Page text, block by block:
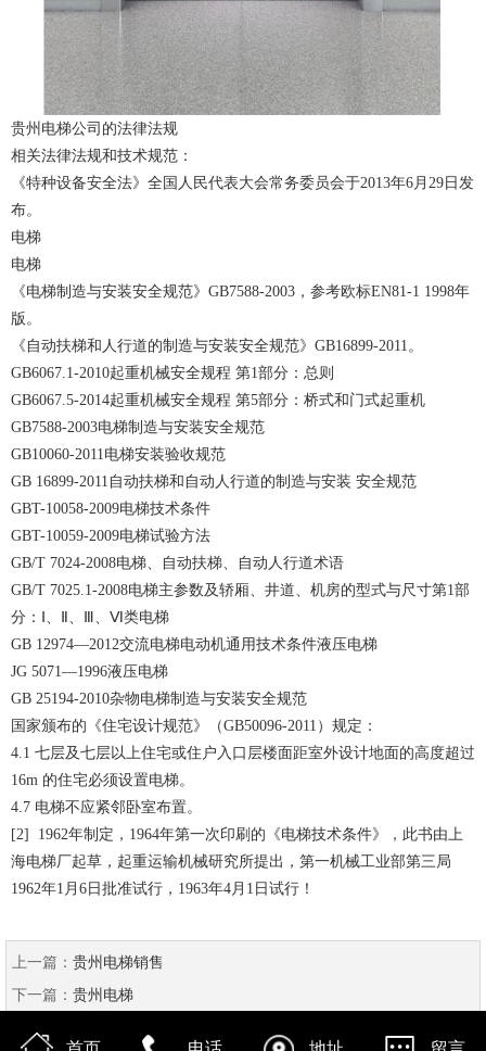
贵州电梯公司 的法律法规
相关法律法规和技术规范：
《特种设备安全法》全国人民代表大会常务委员会于2013年6月29日发
布。
电梯
电梯
《电梯制造与安装安全规范》GB7588-2003，参考欧标EN81-1 1998年
版。
《自动扶梯和人行道的制造与安装安全规范》GB16899-2011。
GB6067.1-2010起重机械安全规程 第1部分：总则
GB6067.5-2014起重机械安全规程 第5部分：桥式和门式起重机
GB7588-2003电梯制造与安装安全规范
GB10060-2011电梯安装验收规范
GB 16899-2011自动扶梯和自动人行道的制造与安装 安全规范
GBT-10058-2009电梯技术条件
GBT-10059-2009电梯试验方法
GB/T 7024-2008电梯、自动扶梯、自动人行道术语
GB/T 7025.1-2008电梯主参数及轿厢、井道、机房的型式与尺寸第1部
分：Ⅰ、Ⅱ、Ⅲ、Ⅵ类电梯
GB 12974—2012交流电梯电动机通用技术条件液压电梯
JG 5071—1996液压电梯
GB 25194-2010杂物电梯制造与安装安全规范
国家颁布的《住宅设计规范》（GB50096-2011）规定：
4.1 七层及七层以上住宅或住户入口层楼面距室外设计地面的高度超过
16m 的住宅必须设置电梯。
4.7 电梯不应紧邻卧室布置。
[2] 1962年制定，1964年第一次印刷的《电梯技术条件》，此书由上
海电梯厂起草，起重运输机械研究所提出，第一机械工业部第三局
1962年1月6日批准试行，1963年4月1日试行！
上一篇： 贵州电梯销售
下一篇： 贵州电梯